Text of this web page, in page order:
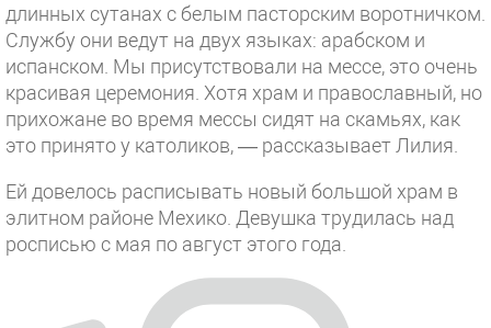
длинных сутанах с белым пасторским воротничком.
Службу они ведут на двух языках: арабском и
испанском. Мы присутствовали на мессе, это очень
красивая церемония. Хотя храм и православный, но
прихожане во время мессы сидят на скамьях, как
это принято у католиков, — рассказывает Лилия.
Ей довелось расписывать новый большой храм в
элитном районе Мехико. Девушка трудилась над
росписью с мая по август этого года.